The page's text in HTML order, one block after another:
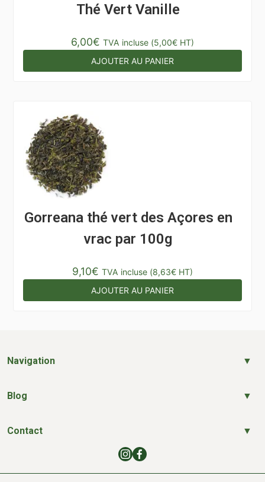
Thé Vert Vanille
6,00€ TVA incluse (5,00€ HT)
AJOUTER AU PANIER
Gorreana thé vert des Açores en
vrac par 100g
9,10€ TVA incluse (8,63€ HT)
AJOUTER AU PANIER
Navigation
Blog
Contact